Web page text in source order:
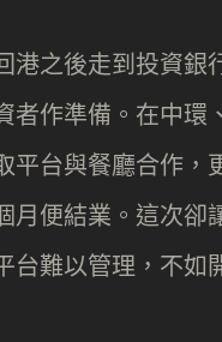
港之後走到投資
者作準備。在中
平台與餐廳合作
月便結業。這次卻
台難以管理，不